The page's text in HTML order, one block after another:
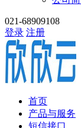
021-68909108
登录 注册
首页
产品与服务
短信接口